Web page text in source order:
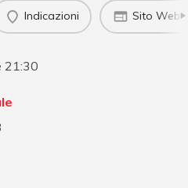
Indicazioni Sito Web
21:30